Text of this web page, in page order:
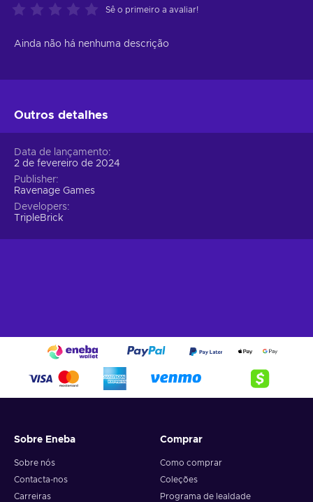
Sê o primeiro a avaliar!
Ainda não há nenhuma descrição
Outros detalhes
Data de lançamento
2 de fevereiro de 2024
Publisher
Ravenage Games
Developers
TripleBrick
Sobre Eneba
Sobre nós
Contacta-nos
Carreiras
Comprar
Como comprar
Coleções
Programa de lealdade